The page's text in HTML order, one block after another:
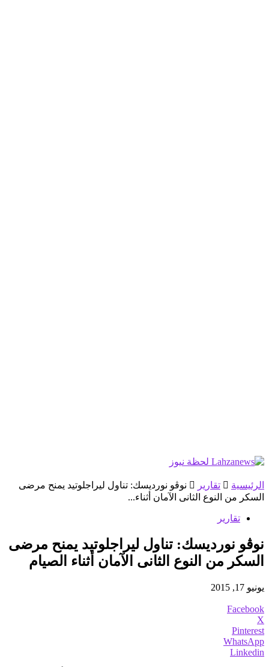
الرئيسية تقارير
نوڨو نورديسك: تناول ليراجلوتيد يمنح مرضى
السكر من النوع الثانى الآمان أثناء...
تقارير
نوڨو نورديسك: تناول ليراجلوتيد يمنح مرضى
السكر من النوع الثانى الآمان أثناء الصيام
يونيو 17, 2015
Facebook
X
Pinterest
WhatsApp
Linkedin